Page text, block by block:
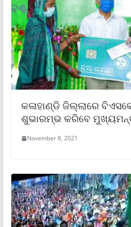
କଳାହାଣ୍ଡି ଜିଲ୍ଲାରେ
ଶୁଭାରମ୍ଭ କରିବେ
November 8, 2021